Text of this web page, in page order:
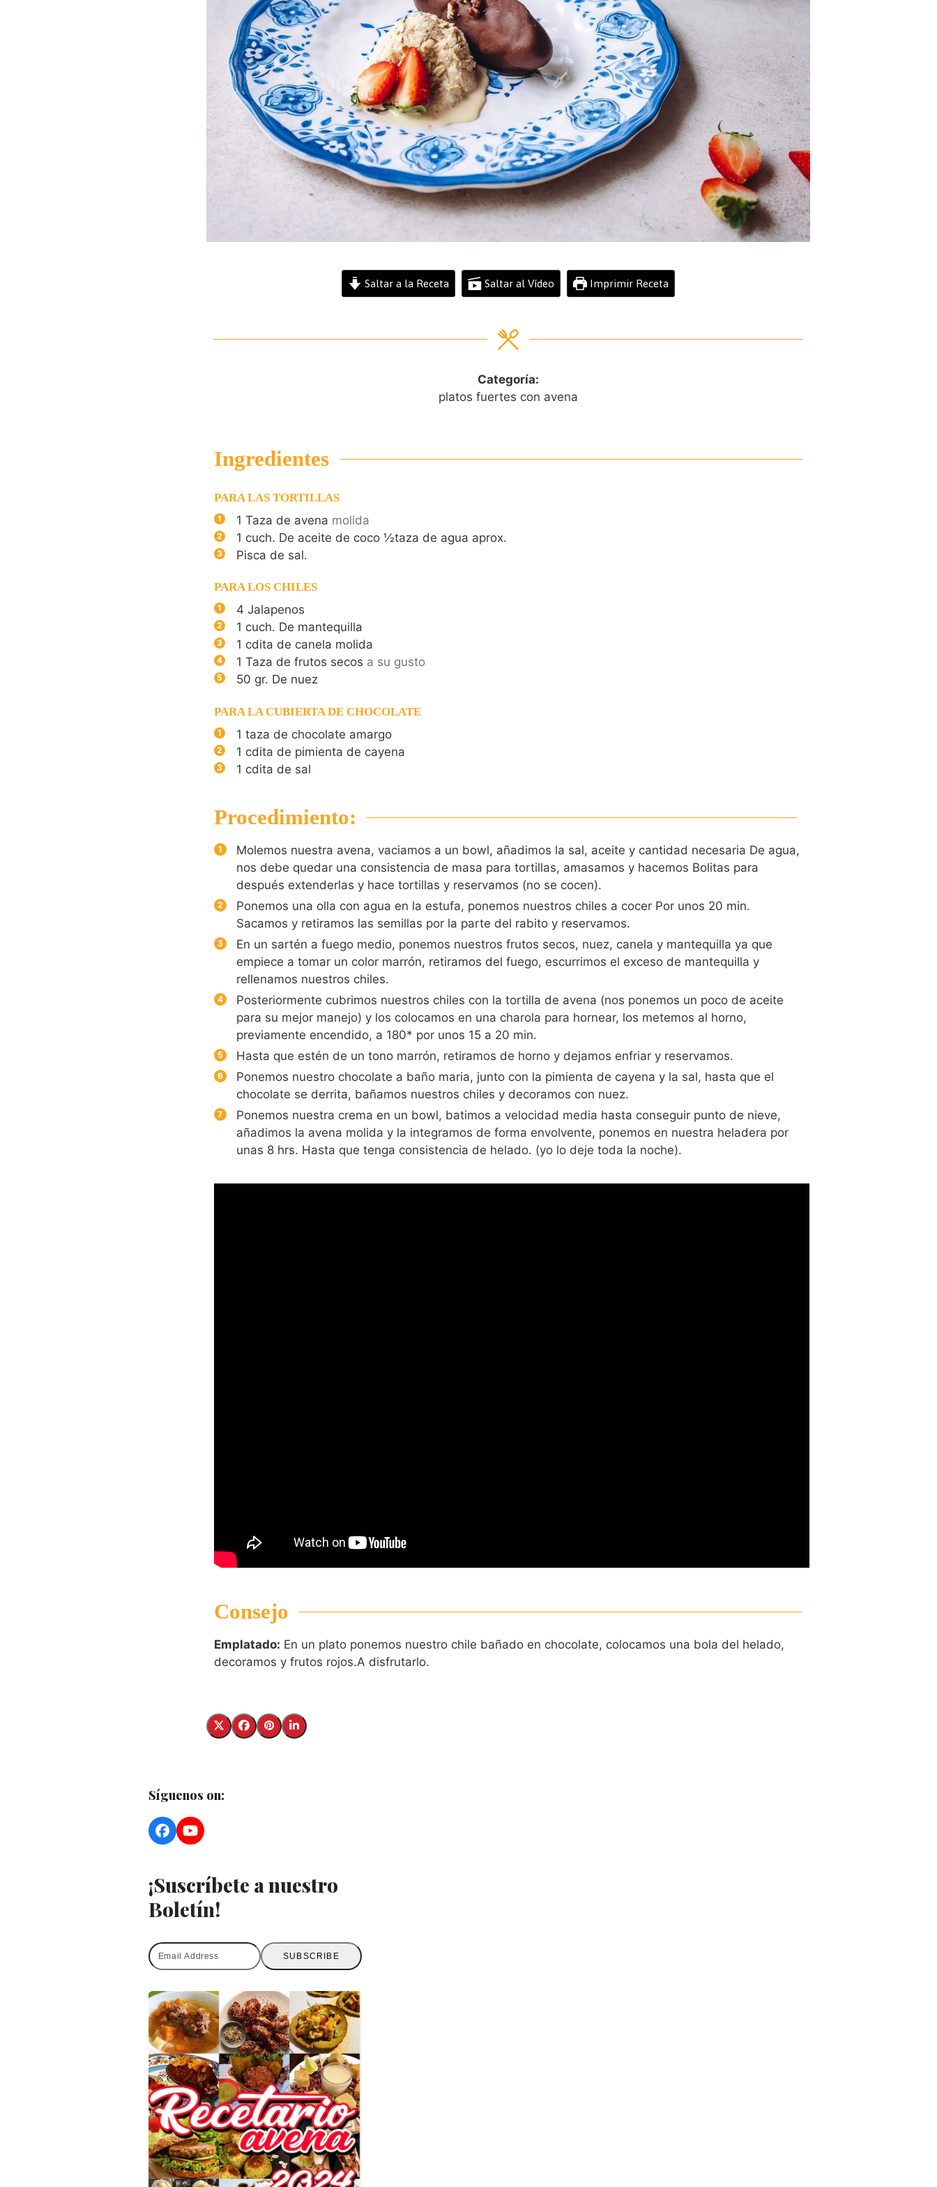
Saltar a la Receta Saltar al Vídeo Imprimir Receta
Categoría:
platos fuertes con avena
Ingredientes
PARA LAS TORTILLAS
1 Taza de avena molida
1 cuch. De aceite de coco ½taza de agua aprox.
Pisca de sal.
PARA LOS CHILES
4 Jalapenos
1 cuch. De mantequilla
1 cdita de canela molida
1 Taza de frutos secos a su gusto
50 gr. De nuez
PARA LA CUBIERTA DE CHOCOLATE
1 taza de chocolate amargo
1 cdita de pimienta de cayena
1 cdita de sal
Procedimiento:
Molemos nuestra avena, vaciamos a un bowl, añadimos la sal, aceite y cantidad necesaria De agua,
nos debe quedar una consistencia de masa para tortillas, amasamos y hacemos Bolitas para
después extenderlas y hace tortillas y reservamos (no se cocen).
Ponemos una olla con agua en la estufa, ponemos nuestros chiles a cocer Por unos 20 min.
Sacamos y retiramos las semillas por la parte del rabito y reservamos.
En un sartén a fuego medio, ponemos nuestros frutos secos, nuez, canela y mantequilla ya que
empiece a tomar un color marrón, retiramos del fuego, escurrimos el exceso de mantequilla y
rellenamos nuestros chiles.
Posteriormente cubrimos nuestros chiles con la tortilla de avena (nos ponemos un poco de aceite
para su mejor manejo) y los colocamos en una charola para hornear, los metemos al horno,
previamente encendido, a 180* por unos 15 a 20 min.
Hasta que estén de un tono marrón, retiramos de horno y dejamos enfriar y reservamos.
Ponemos nuestro chocolate a baño maria, junto con la pimienta de cayena y la sal, hasta que el
chocolate se derrita, bañamos nuestros chiles y decoramos con nuez.
Ponemos nuestra crema en un bowl, batimos a velocidad media hasta conseguir punto de nieve,
añadimos la avena molida y la integramos de forma envolvente, ponemos en nuestra heladera por
unas 8 hrs. Hasta que tenga consistencia de helado. (yo lo deje toda la noche).
Consejo
Emplatado: En un plato ponemos nuestro chile bañado en chocolate, colocamos una bola del helado,
decoramos y frutos rojos.A disfrutarlo.
Síguenos on:
Facebook
YouTube
¡Suscríbete a nuestro
Boletín!
Email
Address
SUBSCRIBE